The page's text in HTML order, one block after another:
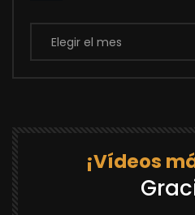
Archivos
¡Vídeos